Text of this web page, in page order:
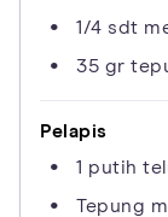
1/4 sdt
35 gr
Pelapis
1 putih
Tepung